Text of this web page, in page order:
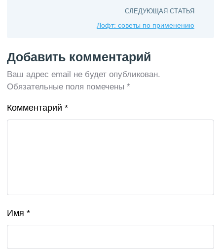
СЛЕДУЮЩАЯ СТАТЬЯ
Лофт: советы по применению
Добавить комментарий
Ваш адрес email не будет опубликован.
Обязательные поля помечены *
Комментарий *
Имя *